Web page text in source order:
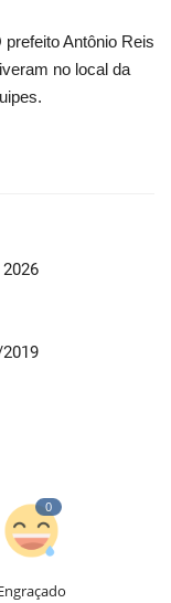
Antônio Reis
no local da
2019
0